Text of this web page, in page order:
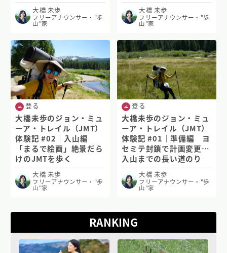
大橋 未歩
フリーアナウンサー・"歩
山"家
大橋 未歩
フリーアナウンサー・"歩
山"家
登る
大橋未歩のジョン・ミュ
ーア・トレイル（JMT）
体験記 #02｜入山編
「まるで絵画」絶景だら
けのJMTを歩く
大橋 未歩
フリーアナウンサー・"歩
山"家
登る
大橋未歩のジョン・ミュ
ーア・トレイル（JMT）
体験記 #01｜準備編 ヨ
セミテ封鎖で計画変更…
入山までの長い道のり
大橋 未歩
フリーアナウンサー・"歩
山"家
RANKING